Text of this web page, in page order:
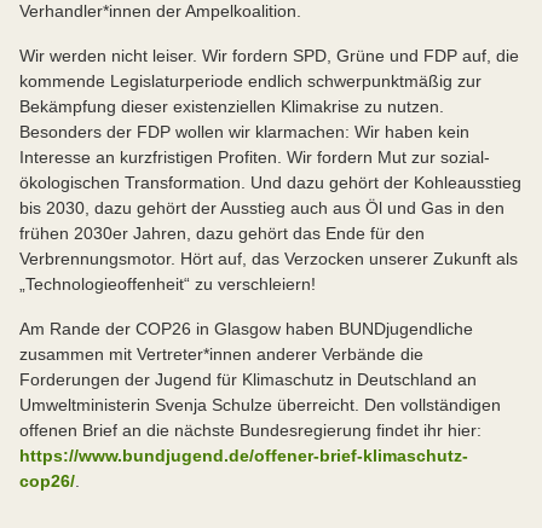
Verhandler*innen der Ampelkoalition.
Wir werden nicht leiser. Wir fordern SPD, Grüne und FDP auf, die
kommende Legislaturperiode endlich schwerpunktmäßig zur
Bekämpfung dieser existenziellen Klimakrise zu nutzen.
Besonders der FDP wollen wir klarmachen: Wir haben kein
Interesse an kurzfristigen Profiten. Wir fordern Mut zur sozial-
ökologischen Transformation. Und dazu gehört der Kohleausstieg
bis 2030, dazu gehört der Ausstieg auch aus Öl und Gas in den
frühen 2030er Jahren, dazu gehört das Ende für den
Verbrennungsmotor. Hört auf, das Verzocken unserer Zukunft als
„Technologieoffenheit“ zu verschleiern!
Am Rande der COP26 in Glasgow haben BUNDjugendliche
zusammen mit Vertreter*innen anderer Verbände die
Forderungen der Jugend für Klimaschutz in Deutschland an
Umweltministerin Svenja Schulze überreicht. Den vollständigen
offenen Brief an die nächste Bundesregierung findet ihr hier:
https://www.bundjugend.de/offener-brief-klimaschutz-
cop26/.